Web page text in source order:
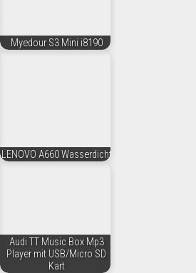
Myedour S3 Mini i8190
LENOVO A660 Wasserdicht
Audi TT Music Box Mp3
Player mit USB/Micro SD
Kart